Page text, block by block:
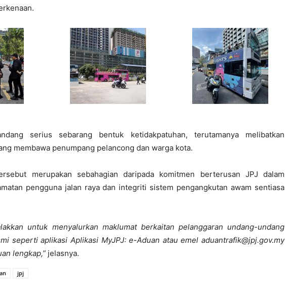
serius sebarang bentuk ketidakpatuhan, terutamanya melibatkan
membawa penumpang pelancong dan warga kota.
merupakan sebahagian daripada komitmen berterusan JPJ dalam
pengguna jalan raya dan integriti sistem pengangkutan awam sentiasa
untuk menyalurkan maklumat berkaitan pelanggaran undang-undang
seperti aplikasi Aplikasi MyJPJ: e-Aduan atau emel aduantrafik@jpj.gov.my
lengkap,” jelasnya.
jpj